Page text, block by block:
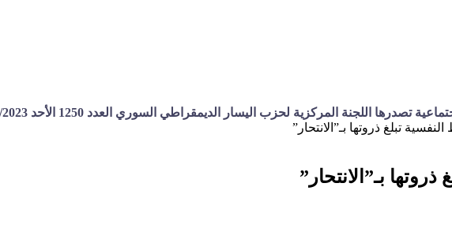
تصدرها اللجنة المركزية لحزب اليسار الديمقراطي السوري العدد 1250 الأحد 09/01/2023
تبلغ ذروتها بـ”الانتحار”
بـ”الانتحار”